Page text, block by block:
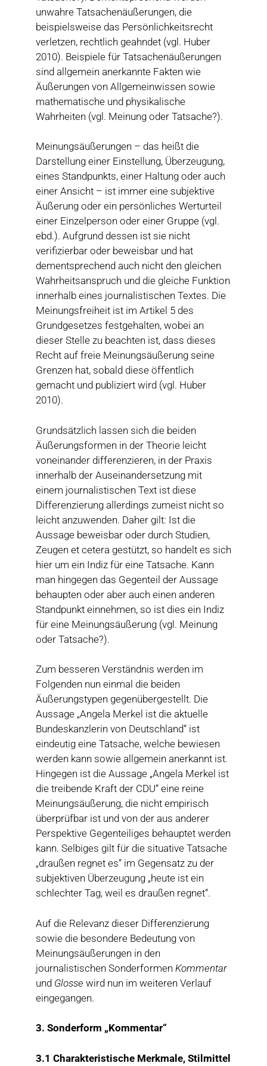
unwahre Tatsachenäußerungen, die
beispielsweise das Persönlichkeitsrecht
verletzen, rechtlich geahndet (vgl. Huber
2010). Beispiele für Tatsachenäußerungen
sind allgemein anerkannte Fakten wie
Äußerungen von Allgemeinwissen sowie
mathematische und physikalische
Wahrheiten (vgl. Meinung oder Tatsache?).
Meinungsäußerungen – das heißt die
Darstellung einer Einstellung, Überzeugung,
eines Standpunkts, einer Haltung oder auch
einer Ansicht – ist immer eine subjektive
Äußerung oder ein persönliches Werturteil
einer Einzelperson oder einer Gruppe (vgl.
ebd.). Aufgrund dessen ist sie nicht
verifizierbar oder beweisbar und hat
dementsprechend auch nicht den gleichen
Wahrheitsanspruch und die gleiche Funktion
innerhalb eines journalistischen Textes. Die
Meinungsfreiheit ist im Artikel 5 des
Grundgesetzes festgehalten, wobei an
dieser Stelle zu beachten ist, dass dieses
Recht auf freie Meinungsäußerung seine
Grenzen hat, sobald diese öffentlich
gemacht und publiziert wird (vgl. Huber
2010).
Grundsätzlich lassen sich die beiden
Äußerungsformen in der Theorie leicht
voneinander differenzieren, in der Praxis
innerhalb der Auseinandersetzung mit
einem journalistischen Text ist diese
Differenzierung allerdings zumeist nicht so
leicht anzuwenden. Daher gilt: Ist die
Aussage beweisbar oder durch Studien,
Zeugen et cetera gestützt, so handelt es sich
hier um ein Indiz für eine Tatsache. Kann
man hingegen das Gegenteil der Aussage
behaupten oder aber auch einen anderen
Standpunkt einnehmen, so ist dies ein Indiz
für eine Meinungsäußerung (vgl. Meinung
oder Tatsache?).
Zum besseren Verständnis werden im
Folgenden nun einmal die beiden
Äußerungstypen gegenübergestellt. Die
Aussage „Angela Merkel ist die aktuelle
Bundeskanzlerin von Deutschland“ ist
eindeutig eine Tatsache, welche bewiesen
werden kann sowie allgemein anerkannt ist.
Hingegen ist die Aussage „Angela Merkel ist
die treibende Kraft der CDU“ eine reine
Meinungsäußerung, die nicht empirisch
überprüfbar ist und von der aus anderer
Perspektive Gegenteiliges behauptet werden
kann. Selbiges gilt für die situative Tatsache
„draußen regnet es“ im Gegensatz zu der
subjektiven Überzeugung „heute ist ein
schlechter Tag, weil es draußen regnet“.
Auf die Relevanz dieser Differenzierung
sowie die besondere Bedeutung von
Meinungsäußerungen in den
journalistischen Sonderformen Kommentar
und Glosse wird nun im weiteren Verlauf
eingegangen.
3. Sonderform „Kommentar“
3.1 Charakteristische Merkmale, Stilmittel